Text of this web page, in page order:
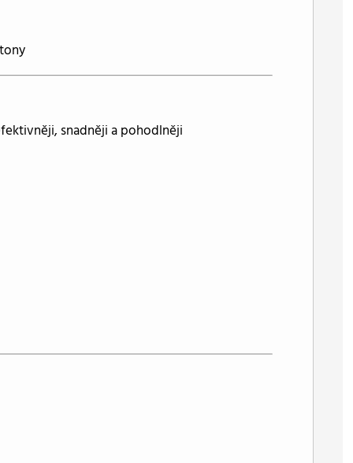
snadněji a pohodlněji